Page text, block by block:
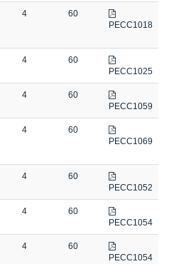
4
60
PECC1018
4
60
PECC1025
4
60
PECC1059
4
60
PECC1069
4
60
PECC1052
4
60
PECC1054
4
60
PECC1054